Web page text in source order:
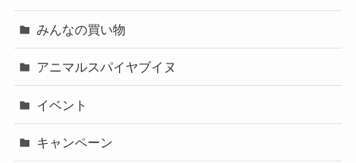
みんなの買い物
アニマルスパイヤブイヌ
イベント
キャンペーン